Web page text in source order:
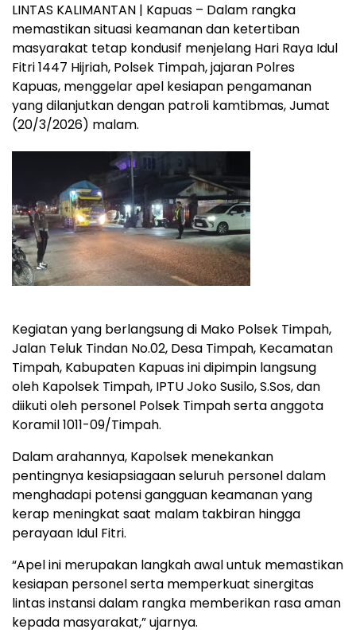
LINTAS KALIMANTAN | Kapuas – Dalam rangka
memastikan situasi keamanan dan ketertiban
masyarakat tetap kondusif menjelang Hari Raya Idul
Fitri 1447 Hijriah, Polsek Timpah, jajaran Polres
Kapuas, menggelar apel kesiapan pengamanan
yang dilanjutkan dengan patroli kamtibmas, Jumat
(20/3/2026) malam.
Kegiatan yang berlangsung di Mako Polsek Timpah,
Jalan Teluk Tindan No.02, Desa Timpah, Kecamatan
Timpah, Kabupaten Kapuas ini dipimpin langsung
oleh Kapolsek Timpah, IPTU Joko Susilo, S.Sos, dan
diikuti oleh personel Polsek Timpah serta anggota
Koramil 1011-09/Timpah.
Dalam arahannya, Kapolsek menekankan
pentingnya kesiapsiagaan seluruh personel dalam
menghadapi potensi gangguan keamanan yang
kerap meningkat saat malam takbiran hingga
perayaan Idul Fitri.
“Apel ini merupakan langkah awal untuk memastikan
kesiapan personel serta memperkuat sinergitas
lintas instansi dalam rangka memberikan rasa aman
kepada masyarakat,” ujarnya.